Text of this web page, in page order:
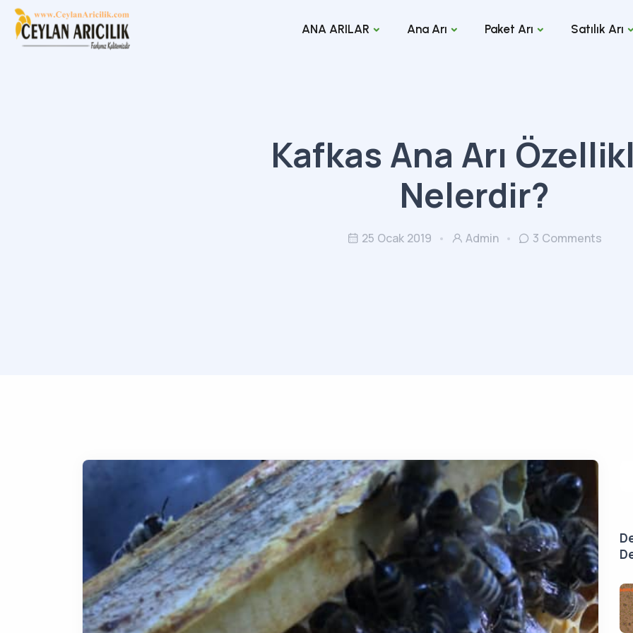
ANA ARILAR Ana Arı Paket Arı Satılık Arı
Kafkas Ana Arı
Nelerdir?
25 Ocak 2019 Admin 3 Comments